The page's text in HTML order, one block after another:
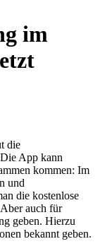
im
die
App kann
kommen: Im
und
die kostenlose
auch für
geben. Hierzu
bekannt geben.